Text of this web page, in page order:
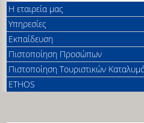
Η εταιρεία μας
Υπηρεσίες
Εκπαίδευση
Πιστοποίηση Προσώπων
Πιστοποίηση Τουριστικών
ETHOS